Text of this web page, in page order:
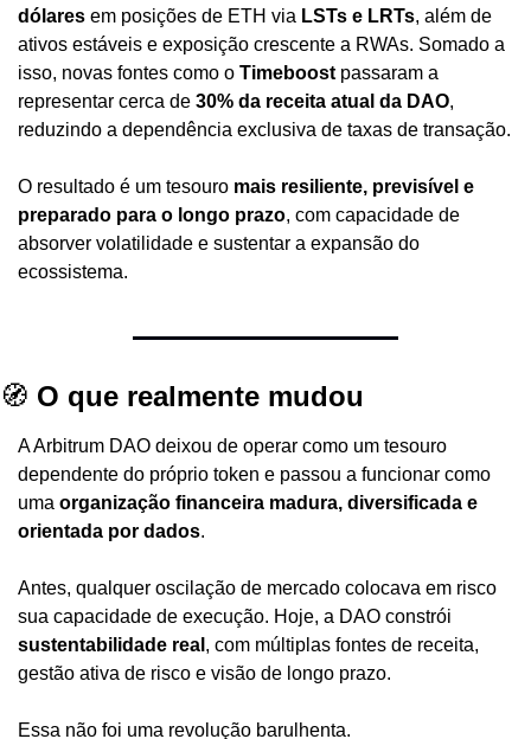
dólares em posições de ETH via LSTs e LRTs, além de
ativos estáveis e exposição crescente a RWAs. Somado a
isso, novas fontes como o Timeboost passaram a
representar cerca de 30% da receita atual da DAO,
reduzindo a dependência exclusiva de taxas de transação.
O resultado é um tesouro mais resiliente, previsível e
preparado para o longo prazo, com capacidade de
absorver volatilidade e sustentar a expansão do
ecossistema.
🧭 O que realmente mudou
A Arbitrum DAO deixou de operar como um tesouro
dependente do próprio token e passou a funcionar como
uma organização financeira madura, diversificada e
orientada por dados.
Antes, qualquer oscilação de mercado colocava em risco
sustentabilidade real , com múltiplas fontes de receita,
gestão ativa de risco e visão de longo prazo.
Essa não foi uma revolução barulhenta.